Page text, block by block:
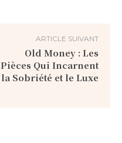
ARTICLE SUIVANT
Old Money : Les
Pièces Qui Incarnent
la Sobriété et le Luxe